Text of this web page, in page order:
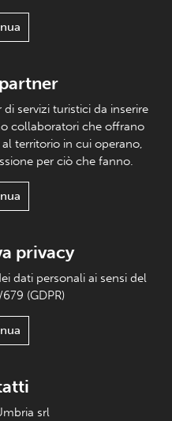
servizi turistici da inserire
collaboratori che offrano
territorio in cui operano,
per ciò che fanno.
privacy
dati personali ai sensi del
(GDPR)
srl